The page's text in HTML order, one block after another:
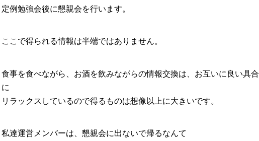
定例勉強会後に懇親会を行います。
ここで得られる情報は半端ではありません。
食事を食べながら、お酒を飲みながらの情報交換は、お互いに良い具合
に
リラックスしているので得るものは想像以上に大きいです。
私達運営メンバーは、懇親会に出ないで帰るなんて